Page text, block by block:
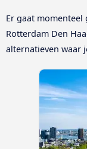
Er gaat momenteel
Rotterdam Den
alternatieven waar